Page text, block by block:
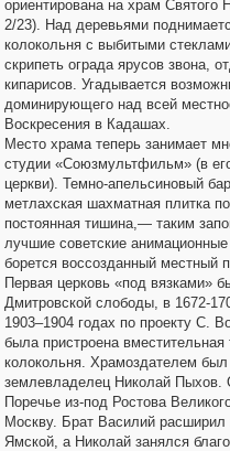
ориентирована на храм
2/23). Над деревьями
колокольня с выбитыми
скрипеть ограда ярусов звона,
кипарисов. Угадывается
доминирующего над всей
Воскресения в Кадашах.
Место храма теперь занимает
студии «Союзмультфильм» (в
церкви). Темно-апельсиновый
метлахская шахматная плитка
постоянная тишина,— таким
лучшие советские
борется воссозданный местный
Первая церковь «под вязками»
Дмитровской слободы, в 1672-
1903–1904 годах по проекту С.
была пристроена
колокольня. Храмоздателем
землевладелец Николай Пыхов.
Поречье из-под Ростова
Москву. Брат Василий расширил
Ямской, а Николай занялся